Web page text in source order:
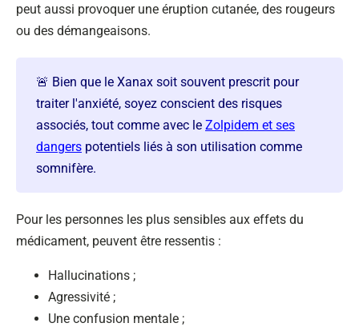
peut aussi provoquer une éruption cutanée, des rougeurs
ou des démangeaisons.
🚨 Bien que le Xanax soit souvent prescrit pour
traiter l'anxiété, soyez conscient des risques
associés, tout comme avec le Zolpidem et ses
dangers potentiels liés à son utilisation comme
somnifère.
Pour les personnes les plus sensibles aux effets du
médicament, peuvent être ressentis :
Hallucinations ;
Agressivité ;
Une confusion mentale ;